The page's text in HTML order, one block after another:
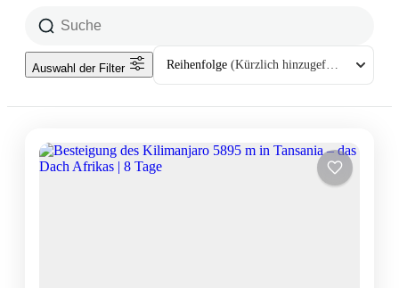
Reihenfolge
Auswahl der Filter